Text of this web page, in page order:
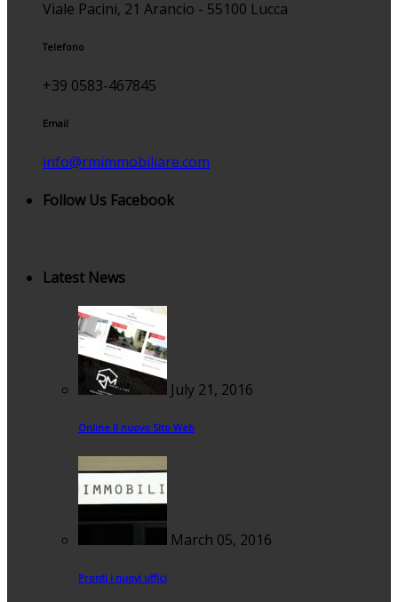
Viale Pacini, 21 Arancio - 55100 Lucca
Telefono
+39 0583-467845
Email
info@rmimmobiliare.com
Follow Us Facebook
Latest News
July 21, 2016
Online Il nuovo Sito Web
March 05, 2016
Pronti i nuovi uffici